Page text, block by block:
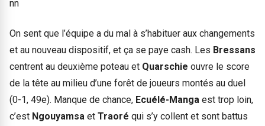
nn
On sent que l’équipe a du mal à s’habituer aux changements
et au nouveau dispositif, et ça se paye cash. Les Bressans
centrent au deuxième poteau et Quarschie ouvre le score
de la tête au milieu d’une forêt de joueurs montés au duel
(0-1, 49e). Manque de chance, Ecuélé-Manga est trop loin,
c’est Ngouyamsa et Traoré qui s’y collent et sont battus